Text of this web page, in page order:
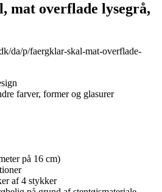
mat overflade lysegrå,
da/p/faergklar-skal-mat-overflade-
farver, former og glasurer
på 16 cm)
af 4 stykker